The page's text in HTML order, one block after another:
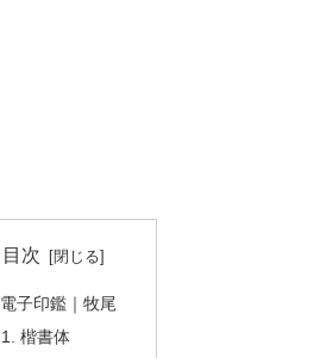
目次
電子印鑑｜牧尾
楷書体